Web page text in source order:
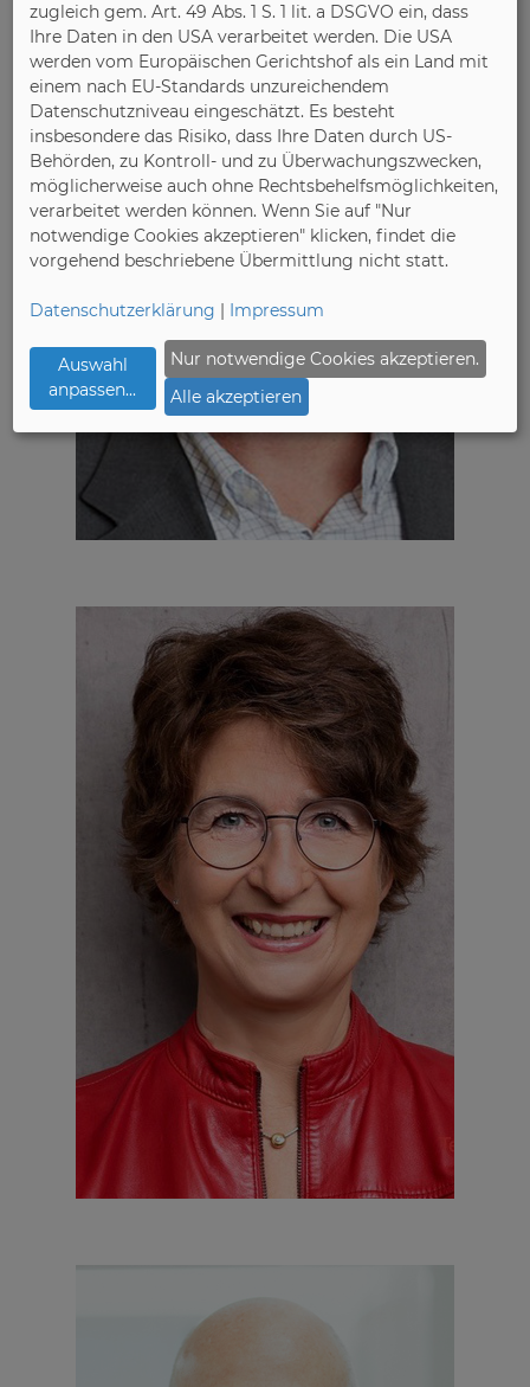
zugleich gem. Art. 49 Abs. 1 S. 1 lit. a DSGVO ein, dass
Ihre Daten in den USA verarbeitet werden. Die USA
werden vom Europäischen Gerichtshof als ein Land mit
einem nach EU-Standards unzureichendem
Datenschutzniveau eingeschätzt. Es besteht
insbesondere das Risiko, dass Ihre Daten durch US-
Behörden, zu Kontroll- und zu Überwachungszwecken,
möglicherweise auch ohne Rechtsbehelfsmöglichkeiten,
verarbeitet werden können. Wenn Sie auf "Nur
notwendige Cookies akzeptieren" klicken, findet die
vorgehend beschriebene Übermittlung nicht statt.
Datenschutzerklärung | Impressum
Auswahl
anpassen...
Nur notwendige Cookies akzeptieren.
Alle akzeptieren